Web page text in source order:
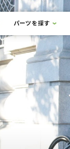
ュー
パーツを探す